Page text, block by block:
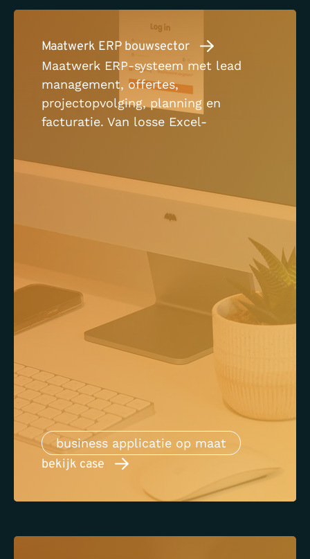
business applicatie op maat
bekijk case
Maatwerk ERP bouwsector
Maatwerk ERP-systeem met lead
management, offertes,
projectopvolging, planning en
facturatie. Van losse Excel-